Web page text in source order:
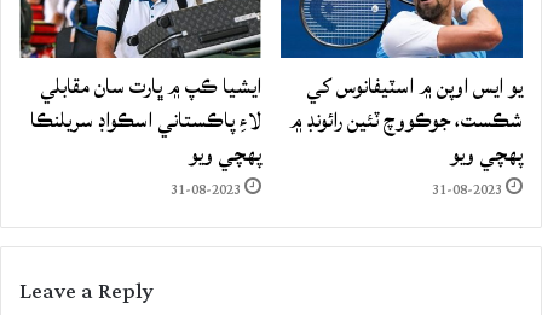
يو ايس اوپن ۾ اسٽيفانوس کي
شڪست، جوڪووچ ٽئين رائونڊ ۾
پهچي ويو
31-08-2023
ايشيا ڪپ ۾ ڀارت سان مقابلي
لاءِ پاڪستاني اسڪواڊ سريلنڪا
پهچي ويو
31-08-2023
Leave a Reply